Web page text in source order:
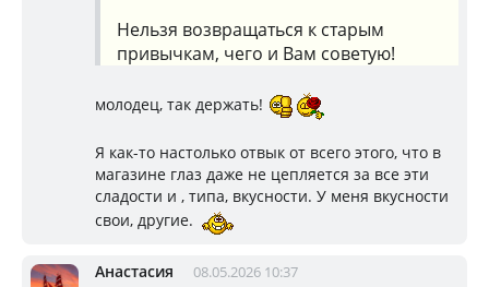
Нельзя возвращаться к старым
привычкам, чего и Вам советую!
молодец, так держать!
Я как-то настолько отвык от всего этого, что в
магазине глаз даже не цепляется за все эти
сладости и , типа, вкусности. У меня вкусности
свои, другие.
Анастасия 08.05.2026 10:37